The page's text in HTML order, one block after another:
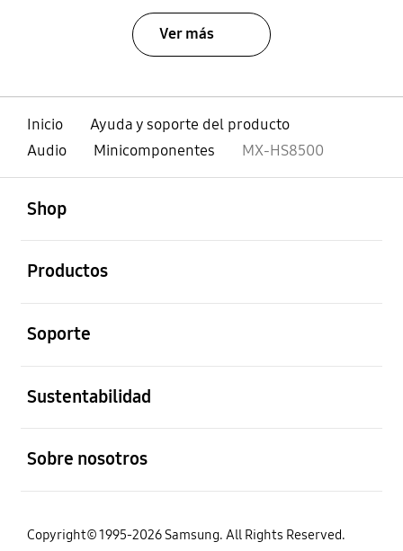
Ver más
Inicio
Ayuda y soporte del producto
Audio
Minicomponentes MX-HS8500
Shop
Productos
Soporte
Sustentabilidad
Sobre nosotros
Copyright© 1995-2026 Samsung. All Rights Reserved.